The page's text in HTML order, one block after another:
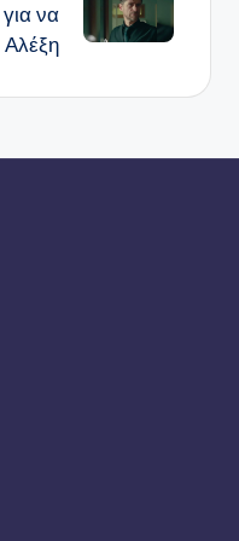
να
Αλέξη